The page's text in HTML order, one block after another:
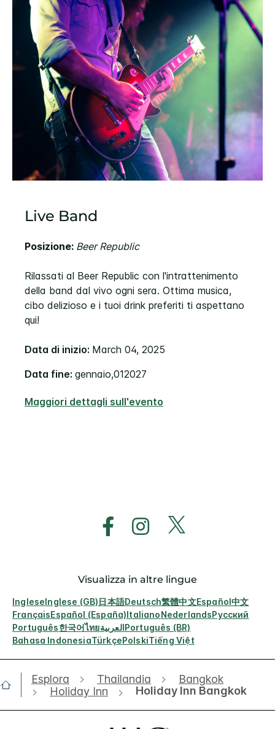
Live Band
Posizione: Beer Republic
Rilassati al Beer Republic con l'intrattenimento
della band dal vivo ogni sera. Ottima musica,
cibo delizioso e i tuoi drink preferiti ti aspettano
qui!
Data di inizio: March 04, 2025
Data fine: gennaio,012027
Maggiori dettagli sull'evento
Visualizza in altre lingue
IngleseInglese (GB)日本語Deutsch繁體中文Español中文
FrançaisEspañol (España)ItalianoNederlandsРусский
Português한국어ไทยالعربيةPortuguês (BR)
Bahasa IndonesiaTürkçePolskiTiếng Việt
Esplora Thailandia
Bangkok
Holiday Inn
Holiday Inn Bangkok